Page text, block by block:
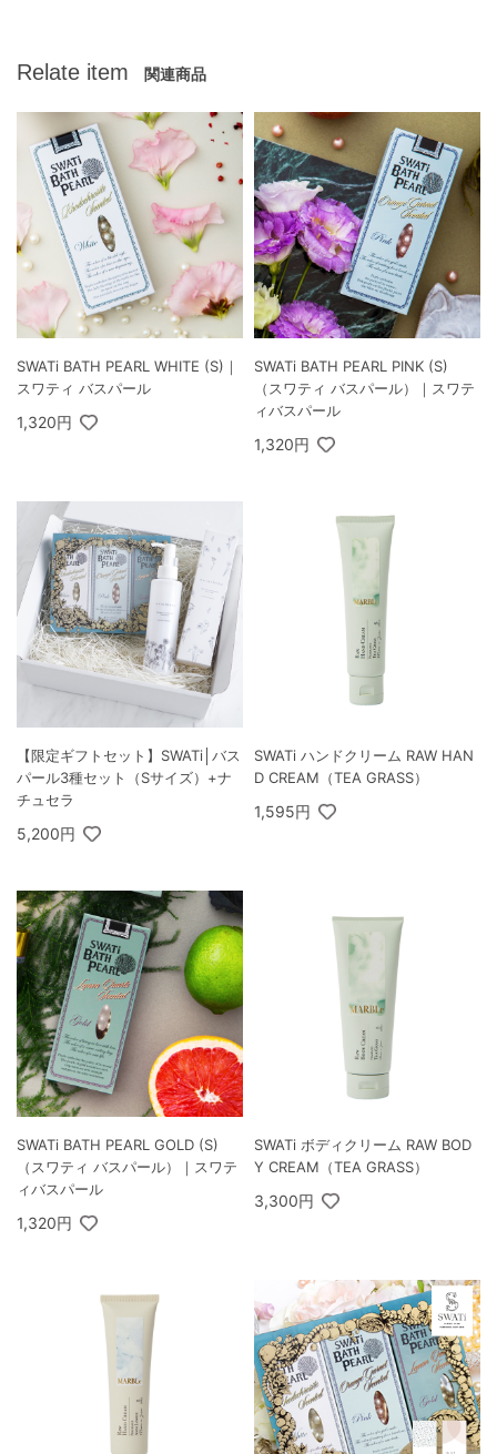
Relate item 関連商品
SWATi BATH PEARL WHITE (S)｜
スワティ バスパール
1,320円
SWATi BATH PEARL PINK (S)
（スワティ バスパール）｜スワテ
ィバスパール
1,320円
【限定ギフトセット】SWATi│バス
パール3種セット（Sサイズ）+ナ
チュセラ
5,200円
SWATi ハンドクリーム RAW HAN
D CREAM（TEA GRASS）
1,595円
SWATi BATH PEARL GOLD (S)
（スワティ バスパール）｜スワテ
ィバスパール
1,320円
SWATi ボディクリーム RAW BOD
Y CREAM（TEA GRASS）
3,300円